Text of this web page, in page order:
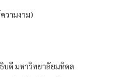
วามงาม)
บดี มหาวิทยาลัยมหิดล